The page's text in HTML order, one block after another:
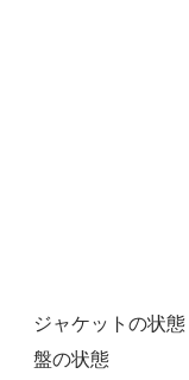
ジャケットの状態
盤の状態